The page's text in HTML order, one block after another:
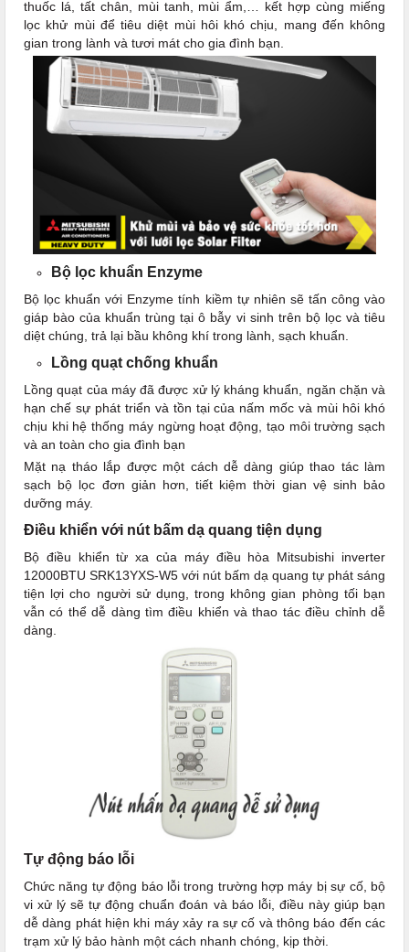
thuốc lá, tất chân, mùi tanh, mùi ẩm,… kết hợp cùng miếng
lọc khử mùi để tiêu diệt mùi hôi khó chịu, mang đến không
gian trong lành và tươi mát cho gia đình bạn.
Bộ lọc khuẩn Enzyme
Bộ lọc khuẩn với Enzyme tính kiềm tự nhiên sẽ tấn công vào
giáp bào của khuẩn trùng tại ô bẫy vi sinh trên bộ lọc và tiêu
diệt chúng, trả lại bầu không khí trong lành, sạch khuẩn.
Lồng quạt chống khuẩn
Lồng quạt của máy đã được xử lý kháng khuẩn, ngăn chặn và
hạn chế sự phát triển và tồn tại của nấm mốc và mùi hôi khó
chịu khi hệ thống máy ngừng hoạt động, tạo môi trường sạch
và an toàn cho gia đình bạn
Mặt nạ tháo lắp được một cách dễ dàng giúp thao tác làm
sạch bộ lọc đơn giản hơn, tiết kiệm thời gian vệ sinh bảo
dưỡng máy.
Điều khiển với nút bấm dạ quang tiện dụng
Bộ điều khiển từ xa của máy điều hòa Mitsubishi inverter
12000BTU SRK13YXS-W5 với nút bấm dạ quang tự phát sáng
tiện lợi cho người sử dụng, trong không gian phòng tối bạn
vẫn có thể dễ dàng tìm điều khiển và thao tác điều chỉnh dễ
dàng.
Tự động báo lỗi
Chức năng tự động báo lỗi trong trường hợp máy bị sự cố, bộ
vi xử lý sẽ tự động chuẩn đoán và báo lỗi, điều này giúp bạn
dễ dàng phát hiện khi máy xảy ra sự cố và thông báo đến các
trạm xử lý bảo hành một cách nhanh chóng, kịp thời.